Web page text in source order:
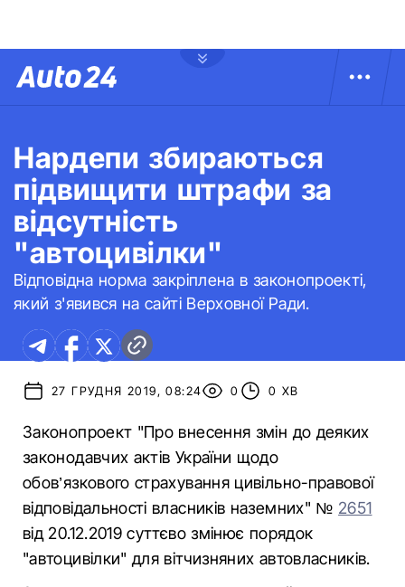
Нардепи збираються
підвищити штрафи за
відсутність
"автоцивілки"
Відповідна норма закріплена в законопроекті,
який з'явився на сайті Верховної Ради.
27 ГРУДНЯ 2019, 08:24 0 0 ХВ
Законопроект "Про внесення змін до деяких
законодавчих актів України щодо
обов’язкового страхування цивільно-правової
відповідальності власників наземних" № 2651
від 20.12.2019 суттєво змінює порядок
"автоцивілки" для вітчизняних автовласників.